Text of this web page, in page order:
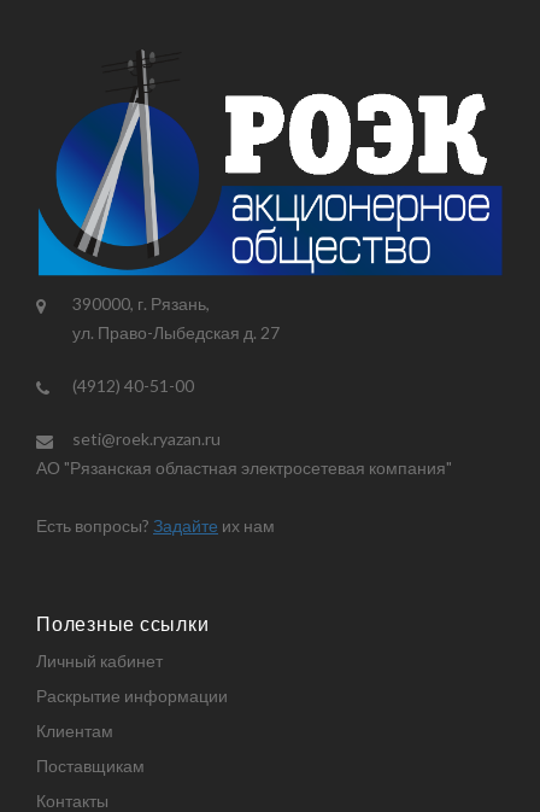
390000, г. Рязань,
ул. Право-Лыбедская д. 27
(4912) 40-51-00
seti@roek.ryazan.ru
АО "Рязанская областная электросетевая компания"
Есть вопросы? Задайте их нам
Полезные ссылки
Личный кабинет
Раскрытие информации
Клиентам
Поставщикам
Контакты